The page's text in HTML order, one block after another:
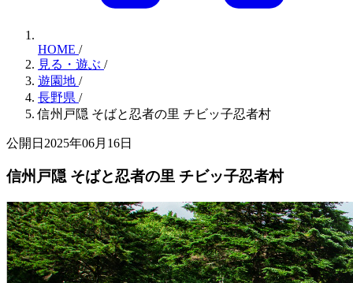
HOME /
見る・遊ぶ /
遊園地 /
長野県 /
信州戸隠 そばと忍者の里 チビッ子忍者村
公開日2025年06月16日
信州戸隠 そばと忍者の里 チビッ子忍者村